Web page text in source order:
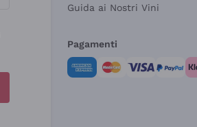
Guida ai Nostri Vini
Pagamenti